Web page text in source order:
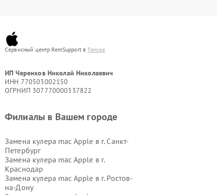
Сервисный центр RemSupport вТомске
ИП Черенков Николай Николаевич
ИНН 770503002150
ОГРНИП 307770000337822
Филиалы в Вашем городе
Замена кулера mac Apple в г. Санкт-
Петербург
Замена кулера mac Apple в г.
Краснодар
Замена кулера mac Apple в г. Ростов-
на-Дону